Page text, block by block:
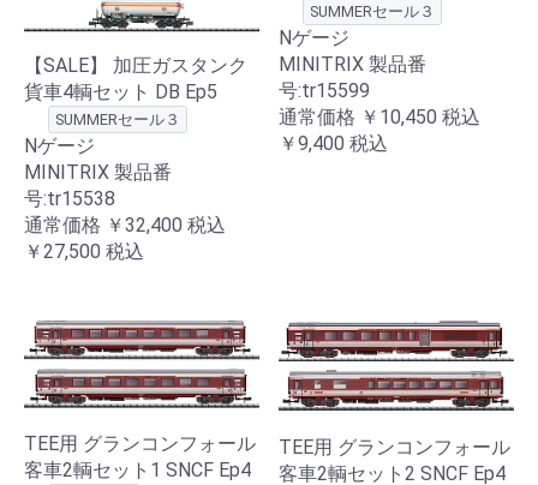
【SALE】 加圧ガスタンク
貨車4輌セット DB Ep5
SUMMERセール３
Nゲージ
MINITRIX 製品番
号:tr15538
通常価格 ￥32,400 税込
￥27,500 税込
SUMMERセール３
Nゲージ
MINITRIX 製品番
号:tr15599
通常価格 ￥10,450 税込
￥9,400 税込
TEE用 グランコンフォール
客車2輌セット1 SNCF Ep4
TEE用 グランコンフォール
客車2輌セット2 SNCF Ep4